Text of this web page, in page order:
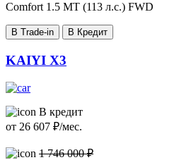
Comfort 1.5 MT (113 л.с.) FWD
В Trade-in В Кредит
KAIYI X3
В кредит
от 26 607 ₽/мес.
1 746 000 ₽